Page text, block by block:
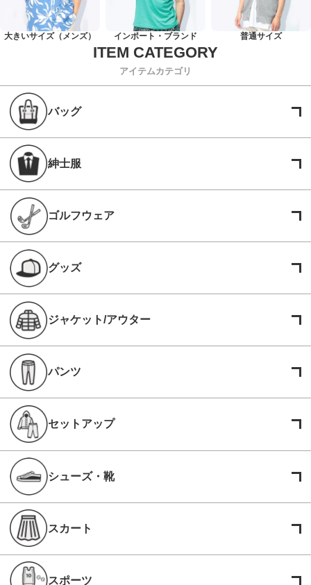
大きいサイズ（メンズ） インポート・ブランド 普通サイズ
アイテムカテゴリ
バッグ
紳士服
ゴルフウェア
グッズ
ジャケット/アウター
パンツ
セットアップ
シューズ・靴
スカート
スポーツ